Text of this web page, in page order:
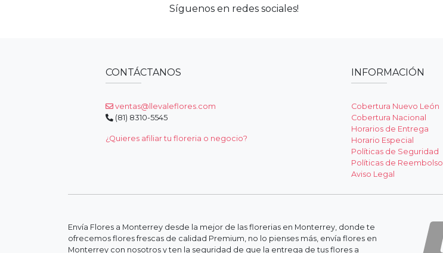
Síguenos en redes sociales!
CONTÁCTANOS
ventas@llevaleflores.com
(81) 8310-5545
¿Quieres afiliar tu floreria o negocio?
INFORMACIÓN
Cobertura Nuevo León
Cobertura Nacional
Horarios de Entrega
Horario Especial
Políticas de Seguridad
Políticas de Reembolso
Aviso Legal
Envía Flores a Monterrey desde la mejor de las florerias en Monterrey, donde te
ofrecemos flores frescas de calidad Premium, no lo pienses más, envía flores en
Monterrey con nosotros y ten la seguridad de que la entrega de tus flores a